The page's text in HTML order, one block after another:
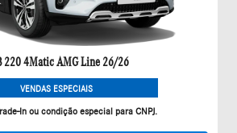
220 4Matic AMG Line 26/26
VENDAS ESPECIAIS
In ou condição especial para CNPJ.